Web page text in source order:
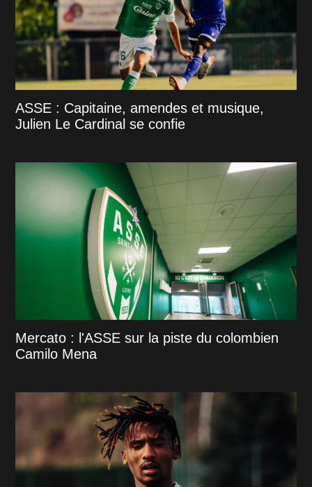
ASSE : Capitaine, amendes et musique,
Julien Le Cardinal se confie
Mercato : l'ASSE sur la piste du colombien
Camilo Mena